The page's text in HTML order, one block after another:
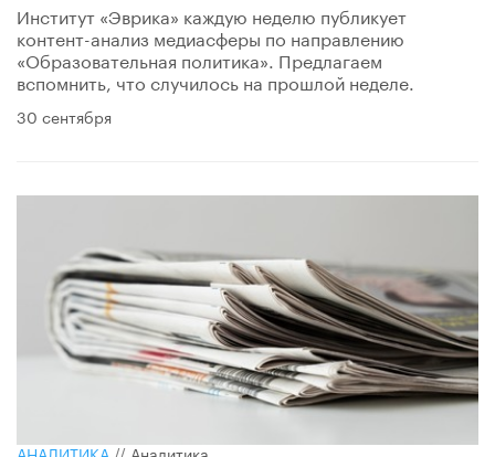
Институт «Эврика» каждую неделю публикует
контент-анализ медиасферы по направлению
«Образовательная политика». Предлагаем
вспомнить, что случилось на прошлой неделе.
30 сентября